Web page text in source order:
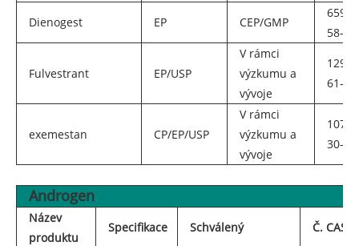
Dienogest
EP CEP/GMP
58-7
Fulvestrant EP/USP
V rámci
výzkumu a
vývoje
61-8
exemestan CP/EP/USP
V rámci
výzkumu a
vývoje
30-4
Androgen
Název
produktu
Specifikace Schválený Č. CAS